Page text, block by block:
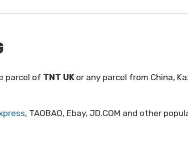
parcel of TNT UKor any parcel from China,
, TAOBAO, Ebay, JD.COM and other